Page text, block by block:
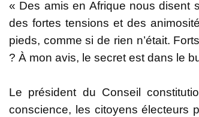
« Des amis en Afrique nous disent
des fortes tensions et des
pieds, comme si de rien n’était.
? À mon avis, le secret est dans le
Le président du Conseil
conscience, les citoyens électeurs